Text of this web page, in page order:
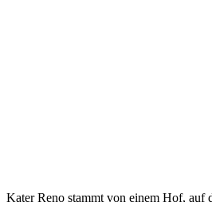
Kater Reno stammt von einem Hof, auf